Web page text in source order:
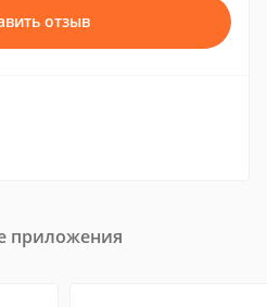
отзыв
приложения